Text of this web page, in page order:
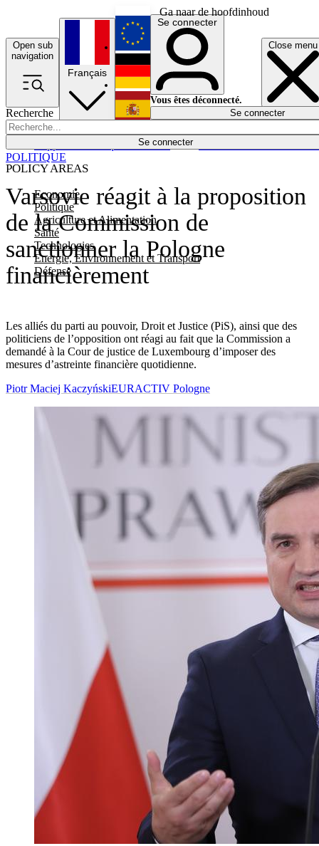
Ga naar de hoofdinhoud
Open sub
navigation
Close menu
Recherche
Se connecter
POLICY AREAS
Economie
Politique
Agriculture et Alimentation
Santé
Technologies
Energie, Environnement et Transport
Défense
Économie
Français
English
Deutsch
Español
Se connecter
Vous êtes déconnecté.
Se connecter
Varsovie réagit à la proposition
de la Commission de
sanctionner la Pologne
financièrement
Les alliés du parti au pouvoir, Droit et Justice (PiS), ainsi que des
politiciens de l’opposition ont réagi au fait que la Commission a
demandé à la Cour de justice de Luxembourg d’imposer des
mesures d’astreinte financière quotidienne.
POLITIQUE
Piotr Maciej KaczyńskiEURACTIV Pologne